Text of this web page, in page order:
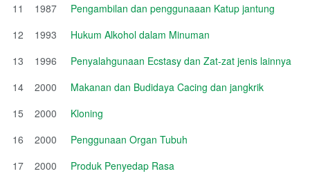
11
1987
Pengambilan dan penggunaaan Katup jantung
12
1993
Hukum Alkohol dalam Minuman
13
1996
Penyalahgunaan Ecstasy dan Zat-zat jenis lainnya
14
2000
Makanan dan Budidaya Cacing dan jangkrik
15
2000
Kloning
16
2000
Penggunaan Organ Tubuh
17
2000
Produk Penyedap Rasa